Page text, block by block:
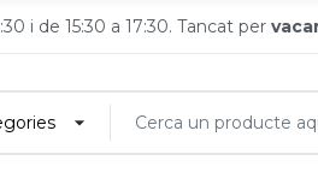
i de 15:30 a 17:30. Tancat per